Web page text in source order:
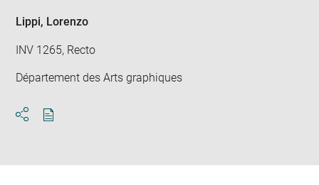
Lippi, Lorenzo
INV 1265, Recto
Département des Arts graphiques